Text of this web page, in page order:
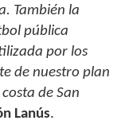
También la
pública
por los
de nuestro plan
de San
Lanús.